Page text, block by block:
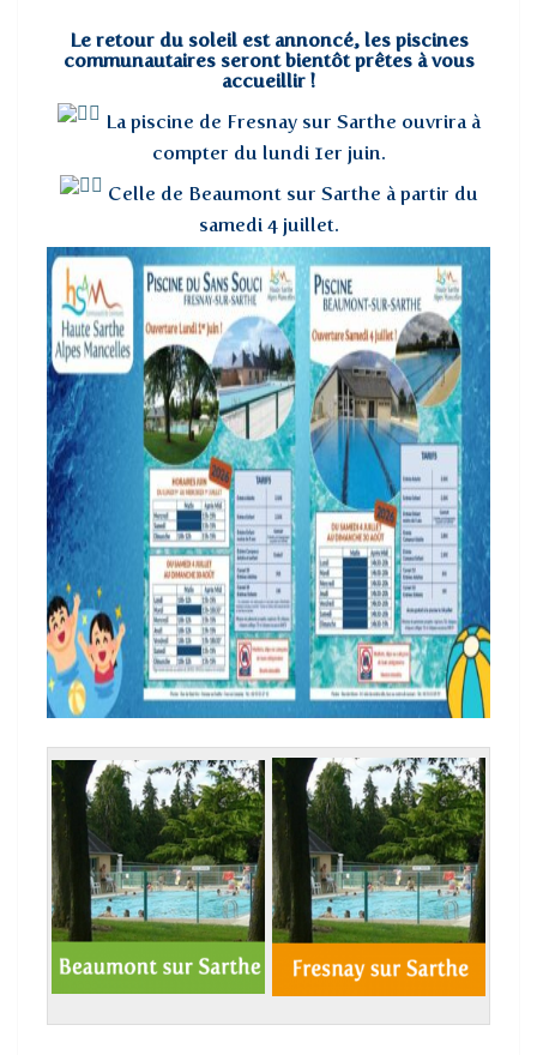
Le retour du soleil est annoncé, les piscines
communautaires seront bientôt prêtes à vous
accueillir !
La piscine de Fresnay sur Sarthe ouvrira à
compter du lundi 1er juin.
Celle de Beaumont sur Sarthe à partir du
samedi 4 juillet.